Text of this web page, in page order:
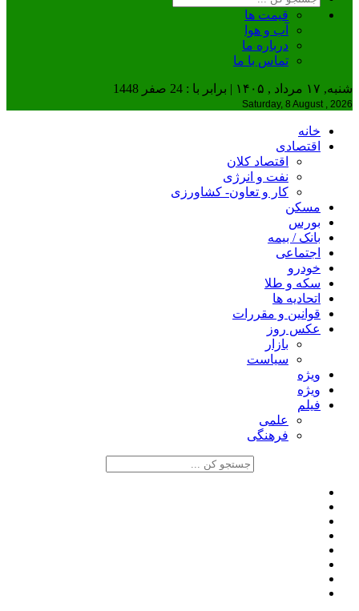
قیمت ها
آب و هوا
درباره ما
تماس با ما
شنبه, ۱۷ مرداد , ۱۴۰۵ | برابر با : 24 صفر 1448
Saturday, 8 August , 2026
خانه
اقتصادی
اقتصاد کلان
نفت و انرژی
کار و تعاون- کشاورزی
مسکن
بورس
بانک / بیمه
اجتماعی
خودرو
سکه و طلا
اتحادیه ها
قوانین و مقررات
عکس روز
بازار
سیاست
ویژه
ویژه
فیلم
علمی
فرهنگی